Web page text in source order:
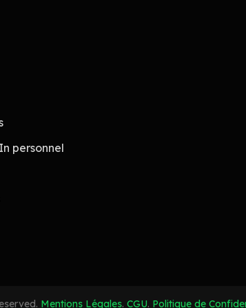
personnel
Mentions Légales. CGU. Politique de